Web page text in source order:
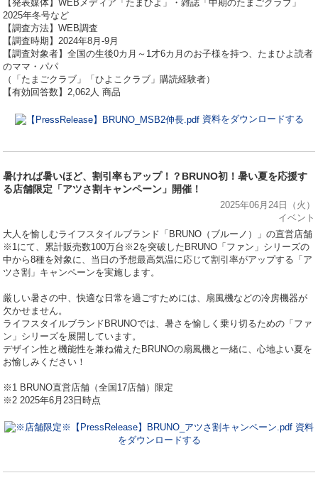
【発表媒体】WEBメディア「たまひよ」・雑誌「中期のたまごクラブ」
2025年冬号など
【調査方法】WEB調査
【調査時期】2024年8月-9月
【調査対象者】全国の生後0カ月～1才6カ月のお子様を持つ、たまひよ読者
のママ・パパ
（「たまごクラブ」「ひよこクラブ」購読経験者）
【有効回答数】2,062人 商品
資料をダウンロードする
暑ければ暑いほど、割引率もアップ！？BRUNO初！暑い夏を応援す
る店舗限定「アツさ割キャンペーン」開催！
2025年06月24日（火）
イベント
⼤⼈を愉しむライフスタイルブランド「BRUNO（ブルーノ）」の直営店舗
※1にて、累計販売数100万台※2を突破したBRUNO「ファン」シリーズの
中から8種を対象に、当日の予想最高気温に応じて割引率がアップする「ア
ツさ割」キャンペーンを実施します。
厳しい暑さの中、快適な日常を過ごすためには、扇風機などの冷房機器が
欠かせません。
ライフスタイルブランドBRUNOでは、暑さを愉しく乗り切るための「ファ
ン」シリーズを展開しています。
デザイン性と機能性を兼ね備えたBRUNOの扇風機と一緒に、心地よい夏を
お愉しみください！
※1 BRUNO直営店舗（全国17店舗）限定
※2 2025年6月23日時点
資料
をダウンロードする